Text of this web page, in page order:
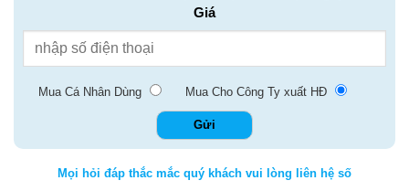
Giá
Mua Cá Nhân Dùng Mua Cho Công Ty xuất HĐ
Mọi hỏi đáp thắc mắc quý khách vui lòng liên hệ số